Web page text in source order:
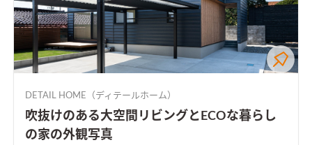
DETAIL HOME（ディテールホーム）
吹抜けのある大空間リビングとECOな暮らし
の家の外観写真